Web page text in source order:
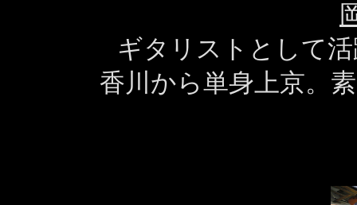
ギタリストとして
香川から単身上京。